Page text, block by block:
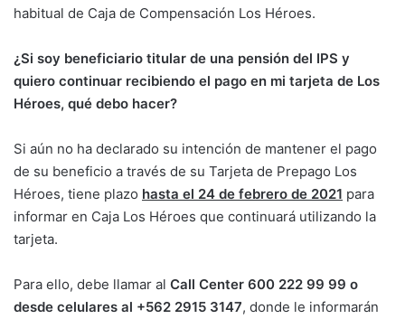
habitual de Caja de Compensación Los Héroes.
¿Si soy beneficiario titular de una pensión del IPS y
quiero continuar recibiendo el pago en mi tarjeta de Los
Héroes, qué debo hacer?
Si aún no ha declarado su intención de mantener el pago
de su beneficio a través de su Tarjeta de Prepago Los
Héroes, tiene plazo hasta el 24 de febrero de 2021 para
informar en Caja Los Héroes que continuará utilizando la
tarjeta.
Para ello, debe llamar al Call Center 600 222 99 99 o
desde celulares al +562 2915 3147, donde le informarán